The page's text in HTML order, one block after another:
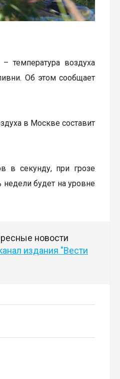
температура воздуха
Об этом сообщает
в Москве составит
в секунду, при грозе
будет на уровне
новости
издания "Вести